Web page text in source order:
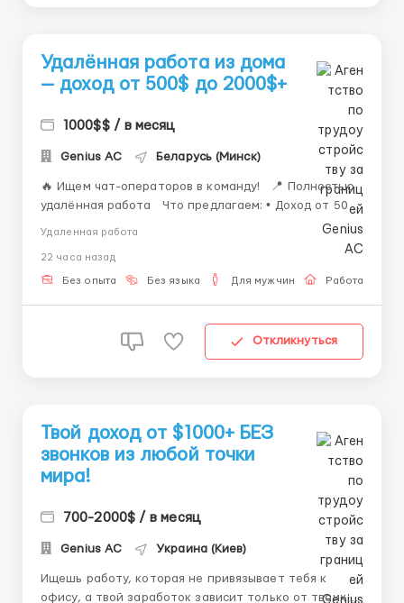
Удалённая работа из дома
— доход от 500$ до 2000$+
1000$$ / в месяц
Genius AС Беларусь (Минск)
🔥 Ищем чат-операторов в команду! 📍 Полностью
удалённая работа Что предлагаем: • Доход от 500$
Удаленная работа
22 часа назад
Без опыта Без языка Для мужчин Работа
Откликнуться
Твой доход от $1000+ БЕЗ
звонков из любой точки
мира!
700-2000$ / в месяц
Genius AС Украина (Киев)
Ищешь работу, которая не привязывает тебя к
офису, а твой заработок зависит только от твоих